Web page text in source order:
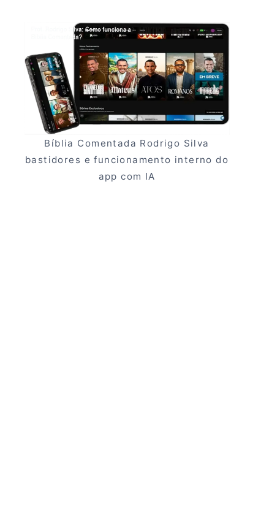
Bíblia Comentada Rodrigo Silva
bastidores e funcionamento interno do
app com IA